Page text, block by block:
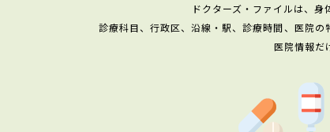
ドクターズ・ファイルは、
診療科目、行政区、沿線・駅、診療時間、医院
医院情報だ